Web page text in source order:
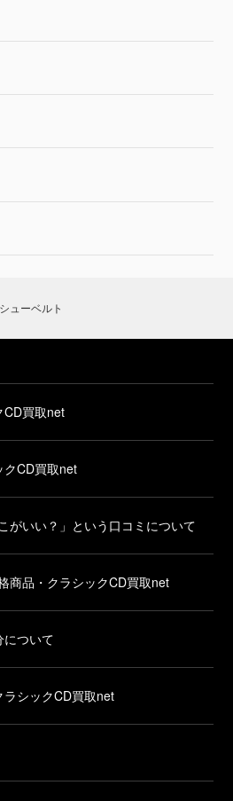
シューベルト
CD買取net
クCD買取net
がいい？」という口コミについて
商品・クラシックCD買取net
について
シックCD買取net